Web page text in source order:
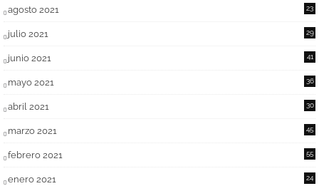
agosto 2021 23
julio 2021 29
junio 2021 41
mayo 2021 36
abril 2021 30
marzo 2021 45
febrero 2021 55
enero 2021 24